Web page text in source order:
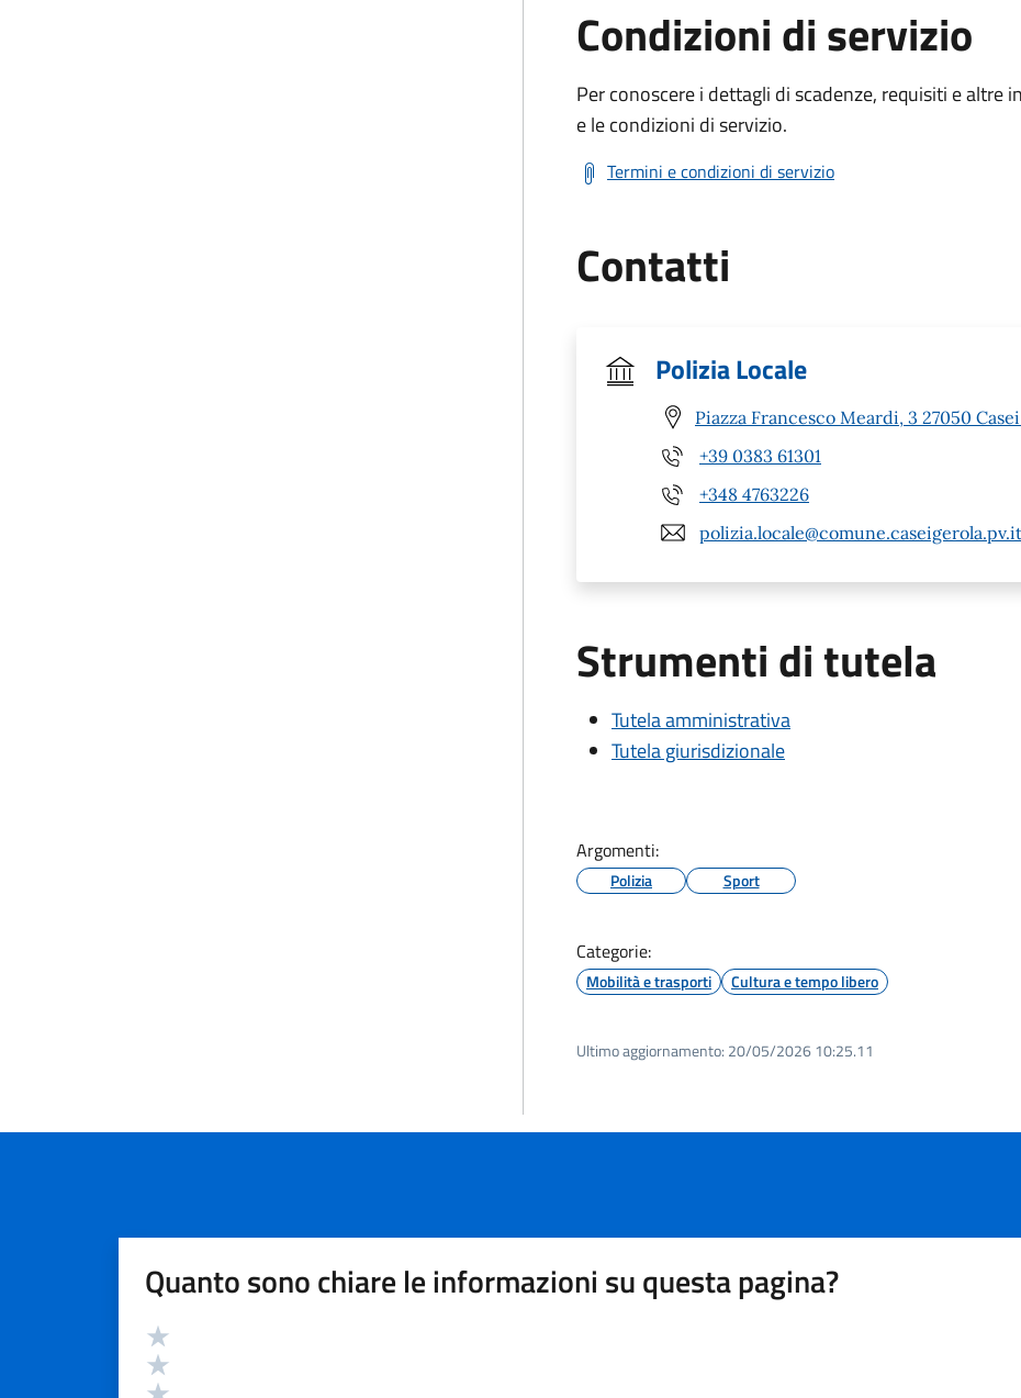
Condizioni di servizio
Per conoscere i dettagli di scadenze, requisiti e
e le condizioni di servizio.
Termini e condizioni di servizio
Contatti
Polizia Locale
Piazza Francesco Meardi, 3 27050
+39 0383 61301
+348 4763226
polizia.locale@comune.caseigerola.pv.it
Strumenti di tutela
Tutela amministrativa
Tutela giurisdizionale
Argomenti:
Polizia Sport
Categorie:
Mobilità e trasporti Cultura e tempo libero
Ultimo aggiornamento: 20/05/2026 10:25.11
Quanto sono chiare le informazioni su questa pagina?
Valutazione